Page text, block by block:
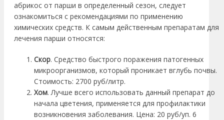
абрикос от парши в определенный сезон, следует
ознакомиться с рекомендациями по применению
химических средств. К самым действенным препаратам для
лечения парши относятся:
Скор. Средство быстрого поражения патогенных
микроорганизмов, который проникает вглубь почвы.
Стоимость: 2700 руб/литр.
Хом. Лучше всего использовать данный препарат до
начала цветения, применяется для профилактики
возникновения заболевания. Цена: 20 руб/уп. 6